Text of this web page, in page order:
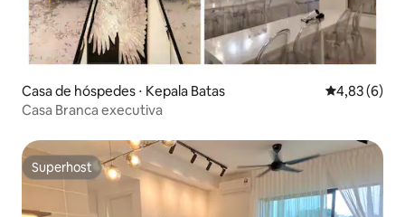
Casa de hóspedes ⋅ Kepala Batas 4,83 de uma
4,83 (6)
Casa Branca executiva
Superhost
Superhost